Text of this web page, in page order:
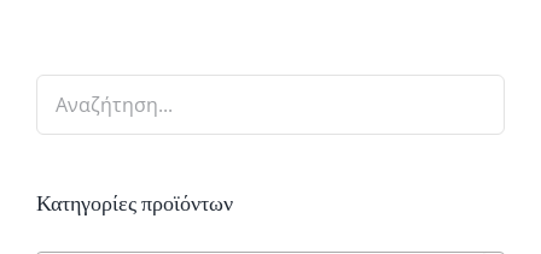
Κατηγορίες προϊόντων